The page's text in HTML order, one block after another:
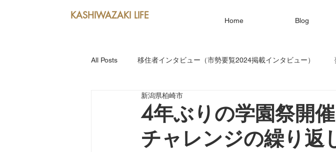
KASHIWAZAKI LIFE Home Blog
All Posts 移住者インタビュー（市勢要覧2024掲載インタビュー）
新潟産業大学キャンパスLIFE
躍動する人（市勢要覧2020掲載インタビュー） 新潟工科大学キャ
4年ぶりの学園祭開
チャレンジの繰り返
新潟県柏崎市